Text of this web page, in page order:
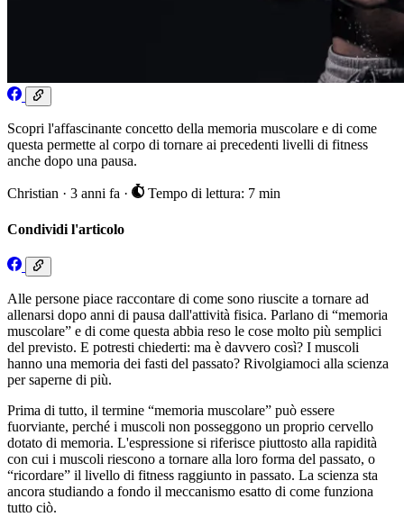
Scopri l'affascinante concetto della memoria muscolare e di come
questa permette al corpo di tornare ai precedenti livelli di fitness
anche dopo una pausa.
Christian · 3 anni fa · Tempo di lettura: 7 min
Condividi l'articolo
Alle persone piace raccontare di come sono riuscite a tornare ad
allenarsi dopo anni di pausa dall'attività fisica. Parlano di “memoria
muscolare” e di come questa abbia reso le cose molto più semplici
del previsto. E potresti chiederti: ma è davvero così? I muscoli
hanno una memoria dei fasti del passato? Rivolgiamoci alla scienza
per saperne di più.
Prima di tutto, il termine “memoria muscolare” può essere
fuorviante, perché i muscoli non posseggono un proprio cervello
dotato di memoria. L'espressione si riferisce piuttosto alla rapidità
con cui i muscoli riescono a tornare alla loro forma del passato, o
“ricordare” il livello di fitness raggiunto in passato. La scienza sta
ancora studiando a fondo il meccanismo esatto di come funziona
tutto ciò.